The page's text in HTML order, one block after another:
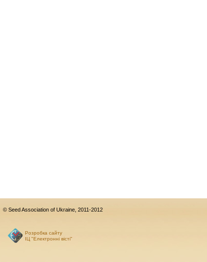
© Seed Association of Ukraine, 2011-2012
Розробка сайту
ІЦ "Електронні вісті"